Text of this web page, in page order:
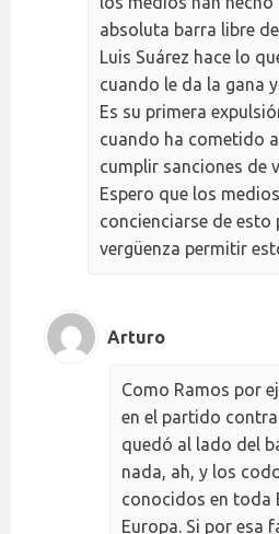
absoluta barra libre
Luis Suárez hace lo
cuando le da la gana
Es su primera
cuando ha cometido
cumplir sanciones de
Espero que los
concienciarse de esto
vergüenza permitir
Arturo
Como Ramos por
en el partido contra
quedó al lado del
nada, ah, y los
conocidos en toda
Europa. Si por esa